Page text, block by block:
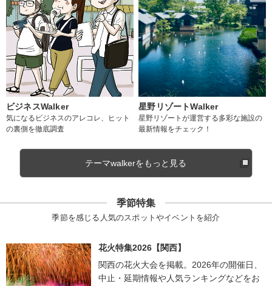
ビジネスWalker
気になるビジネスのアレコレ、ヒット
の裏側を徹底調査
星野リゾートWalker
星野リゾートが運営する多彩な施設の
最新情報をチェック！
テーマwalkerをもっと見る
季節特集
季節を感じる人気のスポットやイベントを紹介
花火特集2026【関西】
関西の花火大会を掲載。2026年の開催日、
中止・延期情報や人気ランキングなどをお